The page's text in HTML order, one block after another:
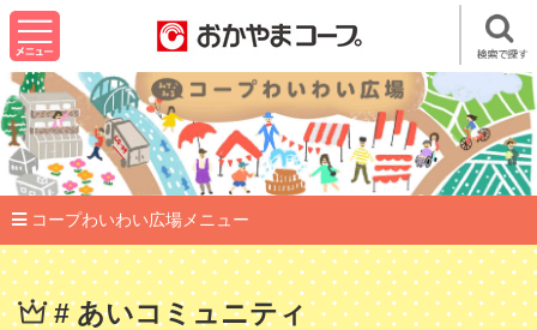
コープわいわい広場メニュー
# あいコミュニティ